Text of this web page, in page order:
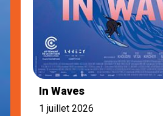
In Waves
1 juillet 2026